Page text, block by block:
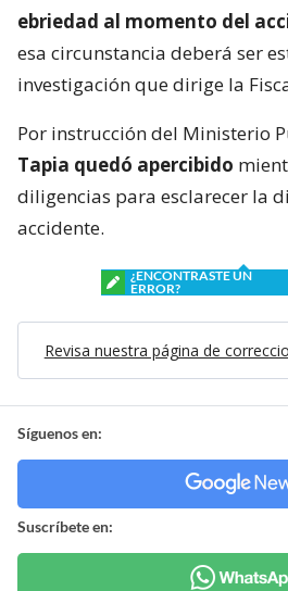
ebriedad al momento del
esa circunstancia deberá ser
investigación que dirige la
Por instrucción del Ministerio
Tapia quedó apercibido
diligencias para esclarecer la
accidente.
¿ENCONTRASTE UN
ERROR?
Revisa nuestra página de
Síguenos en:
Suscríbete en: